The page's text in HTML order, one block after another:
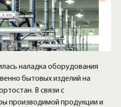
наладка оборудования
бытовых изделий на
В связи с
производимой продукции и